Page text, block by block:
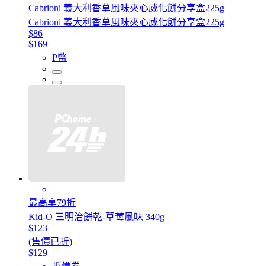
Cabrioni 義大利香草風味夾心威化餅分享盒225g
Cabrioni 義大利香草風味夾心威化餅分享盒225g
$86
$169
P幣
最高享79折
Kid-O 三明治餅乾-草莓風味 340g
$123
(售價已折)
$129